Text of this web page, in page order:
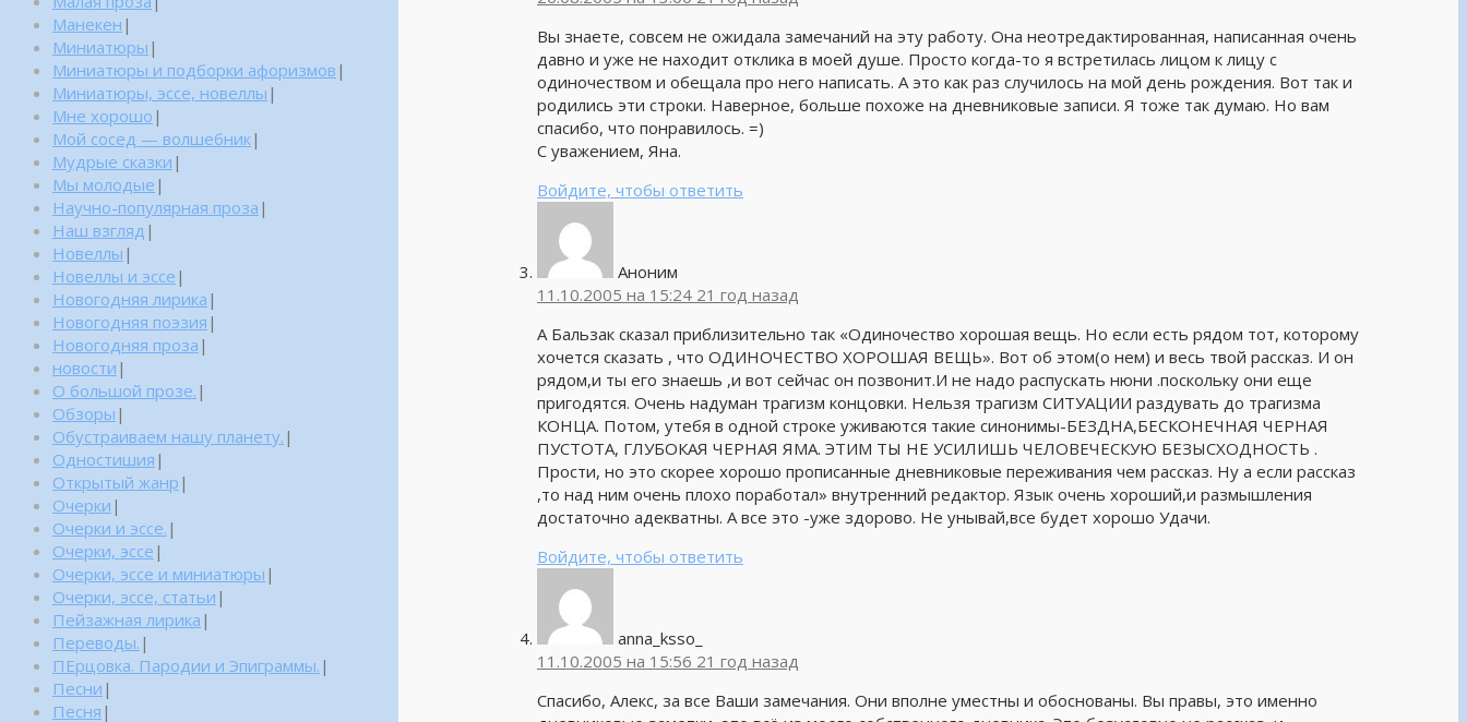
Вы знаете, совсем не ожидала замечаний на эту работу. Она неотредактированная, написанная очень
давно и уже не находит отклика в моей душе. Просто когда-то я встретилась лицом к лицу с
одиночеством и обещала про него написать. А это как раз случилось на мой день рождения. Вот так и
родились эти строки. Наверное, больше похоже на дневниковые записи. Я тоже так думаю. Но вам
спасибо, что понравилось. =)
С уважением, Яна.
Войдите, чтобы ответить
Аноним
11.10.2005 на 15:24 21 год назад
А Бальзак сказал приблизительно так «Одиночество хорошая вещь. Но если есть рядом тот, которому
хочется сказать , что ОДИНОЧЕСТВО ХОРОШАЯ ВЕЩЬ». Вот об этом(о нем) и весь твой рассказ. И он
рядом,и ты его знаешь ,и вот сейчас он позвонит.И не надо распускать нюни .поскольку они еще
пригодятся. Очень надуман трагизм концовки. Нельзя трагизм СИТУАЦИИ раздувать до трагизма
КОНЦА. Потом, утебя в одной строке уживаются такие синонимы-БЕЗДНА,БЕСКОНЕЧНАЯ ЧЕРНАЯ
ПУСТОТА, ГЛУБОКАЯ ЧЕРНАЯ ЯМА. ЭТИМ ТЫ НЕ УСИЛИШЬ ЧЕЛОВЕЧЕСКУЮ БЕЗЫСХОДНОСТЬ .
Прости, но это скорее хорошо прописанные дневниковые переживания чем рассказ. Ну а если рассказ
,то над ним очень плохо поработал» внутренний редактор. Язык очень хороший,и размышления
достаточно адекватны. А все это -уже здорово. Не унывай,все будет хорошо Удачи.
Войдите, чтобы ответить
anna_ksso_
11.10.2005 на 15:56 21 год назад
Спасибо, Алекс, за все Ваши замечания. Они вполне уместны и обоснованы. Вы правы, это именно
Манекен |
Миниатюры |
Миниатюры и подборки афоризмов |
Миниатюры, эссе, новеллы |
Мне хорошо |
Мой сосед — волшебник|
Мудрые сказки |
Мы молодые |
Научно-популярная проза |
Наш взгляд |
Новеллы |
Новеллы и эссе |
Новогодняя лирика |
Новогодняя поэзия |
Новогодняя проза |
новости |
О большой прозе. |
Обзоры |
Обустраиваем нашу планету. |
Одностишия |
Открытый жанр |
Очерки |
Очерки и эссе. |
Очерки, эссе |
Очерки, эссе и миниатюры |
Очерки, эссе, статьи |
Пейзажная лирика |
Переводы. |
ПЕрцовка. Пародии и Эпиграммы. |
Песни |
Песня |